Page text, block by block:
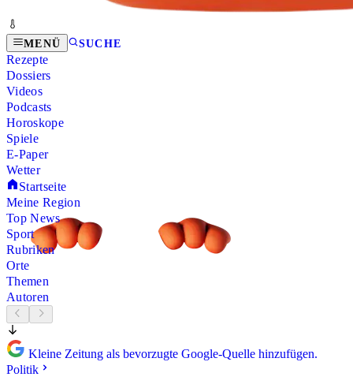
MENÜ SUCHE
Rezepte
Dossiers
Videos
Podcasts
Horoskope
Spiele
E-Paper
Wetter
Startseite
Meine Region
Top News
Sport
Rubriken
Orte
Themen
Autoren
Kleine Zeitung als bevorzugte Google-Quelle hinzufügen.
Politik